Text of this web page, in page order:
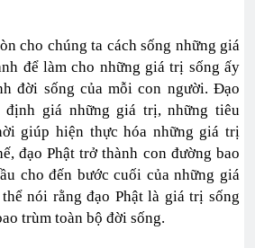
cho chúng ta cách sống những giá
để làm cho những giá trị sống ấy
đời sống của mỗi con người. Đạo
định giá những giá trị, những tiêu
giúp hiện thực hóa những giá trị
đạo Phật trở thành con đường bao
cho đến bước cuối của những giá
nói rằng đạo Phật là giá trị sống
trùm toàn bộ đời sống.